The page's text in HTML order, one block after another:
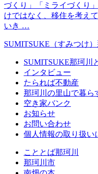
づくり」「ミライづくり
けではなく、移住を考え
いき …
SUMITSUKE（すみつけ）
SUMITSUKE那珂川
インタビュー
たられば不動産
那珂川の里山で暮ら
空き家バンク
お知らせ
お問い合わせ
個人情報の取り扱い
こととば那珂川
那珂川市